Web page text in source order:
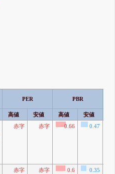
PER PBR
高値 安値 高値 安値
赤字 赤字 0.66 0.47
赤字 赤字 0.6
0.35